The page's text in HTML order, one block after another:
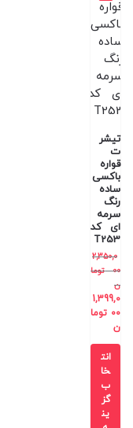
تیشر
ت
قواره
باکسی
ساده
رنگ
سرمه
ای کد
T253
2,350,0
00
توما
ن
1,399,0
00 توما
ن
انت
خا
ب
گز
ین